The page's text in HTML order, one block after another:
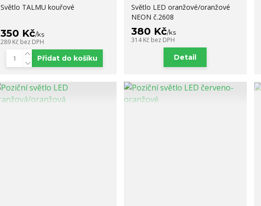
Světlo TALMU kouřové
350 Kč/ks
289 Kč bez DPH
Přidat do košíku
Světlo LED oranžové/oranžové
NEON č.2608
380 Kč/ks
314 Kč bez DPH
Detail